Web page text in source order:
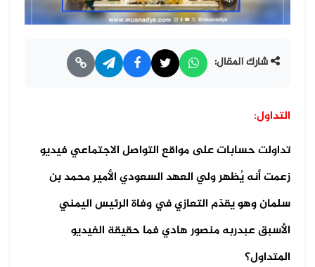
شارك المقال:
التداول:
تداولت حسابات على مواقع التواصل الاجتماعي فيديو
زعمت أنه يُظهر ولي العهد السعودي الأمير محمد بن
سلمان وهو يقدّم التعازي في وفاة الرئيس اليمني
الأسبق عبدربه منصور هادي فما حقيقة الفيديو
المتداول؟